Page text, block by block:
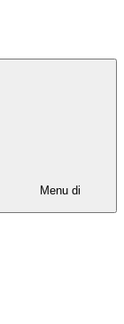
Menu di